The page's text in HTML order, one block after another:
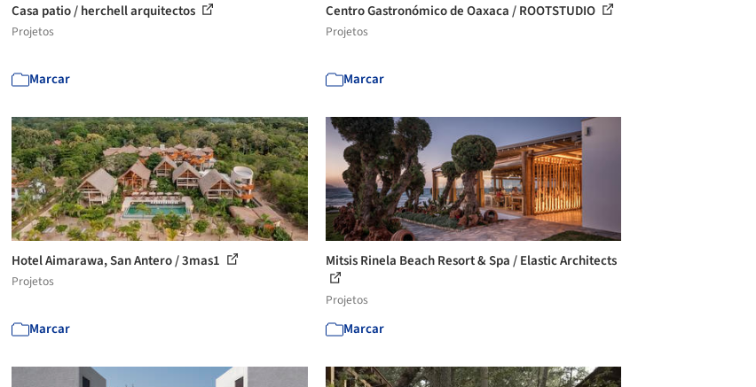
Casa patio / herchell arquitectos
Projetos
Marcar
Centro Gastronómico de Oaxaca / ROOTSTUDIO
Projetos
Marcar
Hotel Aimarawa, San Antero / 3mas1
Projetos
Marcar
Mitsis Rinela Beach Resort & Spa / Elastic Architects
Projetos
Marcar